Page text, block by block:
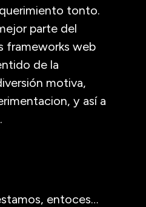
tonto.
parte del
frameworks web
de la
motiva,
y así a
entoces…